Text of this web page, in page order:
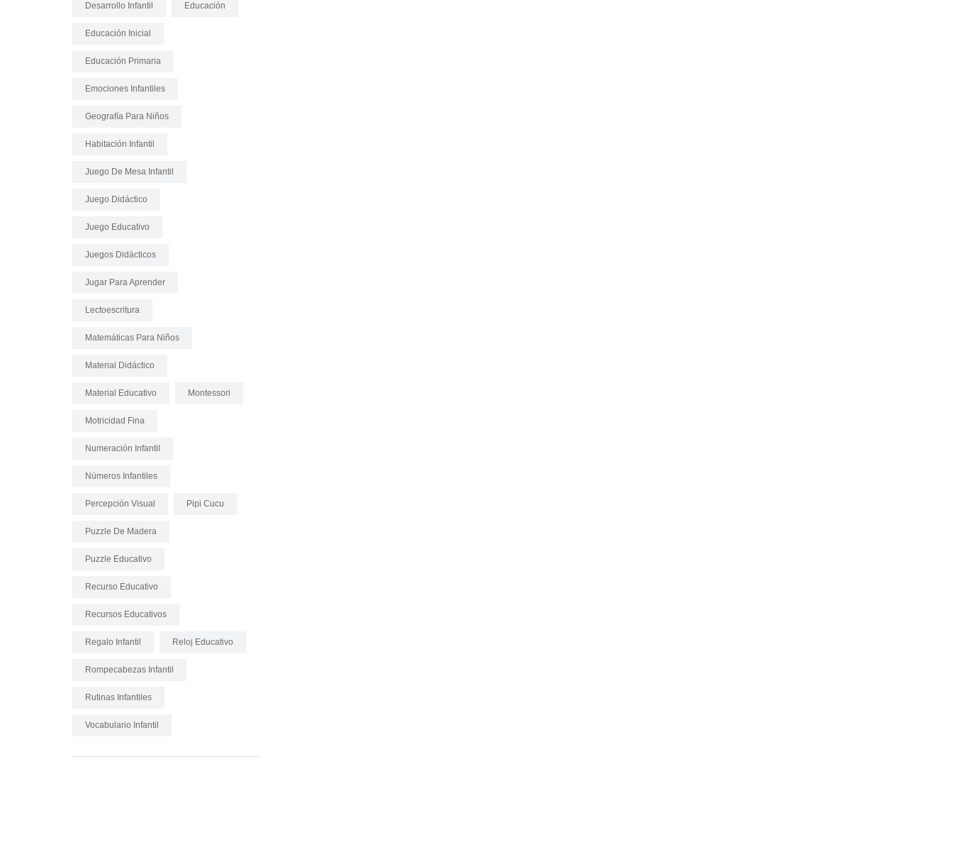
Desarrollo Infantil Educación
Educación Inicial
Educación Primaria
Emociones Infantiles
Geografía Para Niños
Habitación Infantil
Juego De Mesa Infantil
Juego Didáctico
Juego Educativo
Juegos Didácticos
Jugar Para Aprender
Lectoescritura
Matemáticas Para Niños
Material Didáctico
Material Educativo Montessori
Motricidad Fina
Numeración Infantil
Números Infantiles
Percepción Visual Pipi Cucu
Puzzle De Madera
Puzzle Educativo
Recurso Educativo
Recursos Educativos
Regalo Infantil Reloj Educativo
Rompecabezas Infantil
Rutinas Infantiles
Vocabulario Infantil